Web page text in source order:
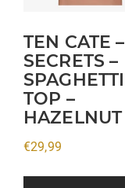
TEN CATE –
SECRETS –
SPAGHETTI
TOP –
HAZELNUT
€29,99
kan
gekozen
worden
op
de
productpagina